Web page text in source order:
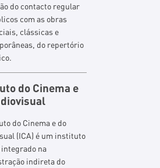
do contacto regular
com as obras
clássicas e
do repertório
do Cinema e
do Cinema e do
(ICA) é um instituto
na
indireta do